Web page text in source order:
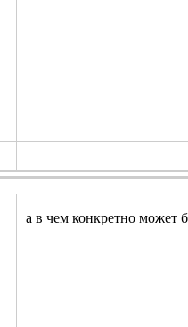
а в чем конкретно может